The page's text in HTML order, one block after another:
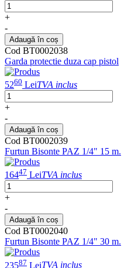
+
-
Adaugă în coș
Cod BT0002038
Garda protectie duza cap pistol
5260 LeiTVA inclus
+
-
Adaugă în coș
Cod BT0002039
Furtun Bisonte PAZ 1/4" 15 m.
16447 LeiTVA inclus
+
-
Adaugă în coș
Cod BT0002040
Furtun Bisonte PAZ 1/4" 30 m.
23587 LeiTVA inclus